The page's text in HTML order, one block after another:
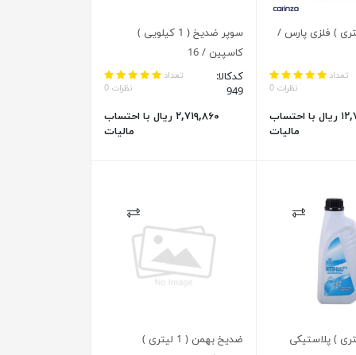
( 4 لیتری ) فلزی پارس /
تعداد
نظرات 0
۱۲,۷۳۸,۲۷۰ ریال با احتساب
مالیات
سوپر ضدیخ ( 1 کیلویی )
کاسپین / 16
کدکالا:
949
تعداد
نظرات 0
۲,۷۱۹,۸۶۰ ریال با احتساب
مالیات
( 1 لیتری ) پلاستیکی
ضدیخ بهمن ( 1 لیتری )